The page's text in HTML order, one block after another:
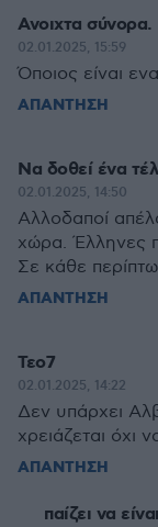
Ανοιχτα σύνορα.
02.01.2025, 15:59
Όποιος είναι
ΑΠΑΝΤΗΣΗ
Να δοθεί ένα
02.01.2025, 14:50
Αλλοδαποί
χώρα. Έλληνες
Σε κάθε
ΑΠΑΝΤΗΣΗ
Τεο7
02.01.2025, 14:22
Δεν υπάρχει
χρειάζεται όχι
ΑΠΑΝΤΗΣΗ
παίζει να